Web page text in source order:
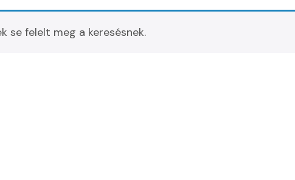
se felelt meg a keresésnek.